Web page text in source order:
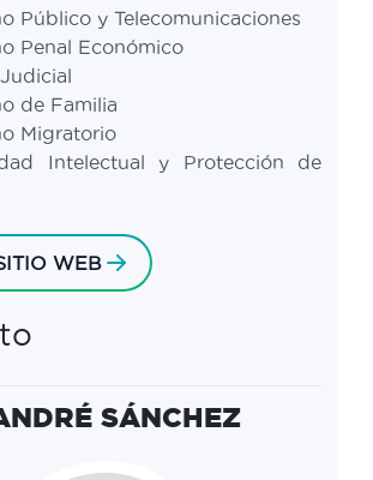
Público y Telecomunicaciones
Penal Económico
de Familia
Migratorio
Intelectual y Protección de
WEB
SÁNCHEZ